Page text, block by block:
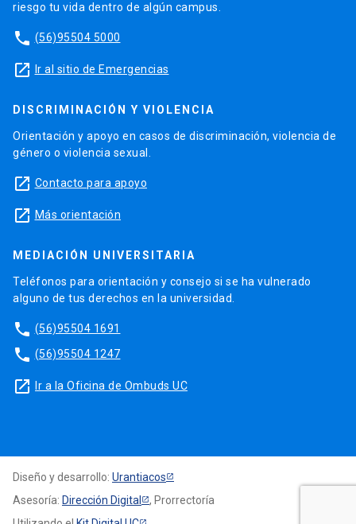
riesgo tu vida dentro de algún campus.
phone (56)95504 5000
launch Ir al sitio de Emergencias
DISCRIMINACIÓN Y VIOLENCIA
Orientación y apoyo en casos de discriminación, violencia de
género o violencia sexual.
launch Contacto para apoyo
launch Más orientación
MEDIACIÓN UNIVERSITARIA
Teléfonos para orientación y consejo si se ha vulnerado
alguno de tus derechos en la universidad.
phone (56)95504 1691
phone (56)95504 1247
launch Ir a la Oficina de Ombuds UC
Diseño y desarrollo: Urantiacos
Asesoría: Dirección Digital
, Prorrectoría